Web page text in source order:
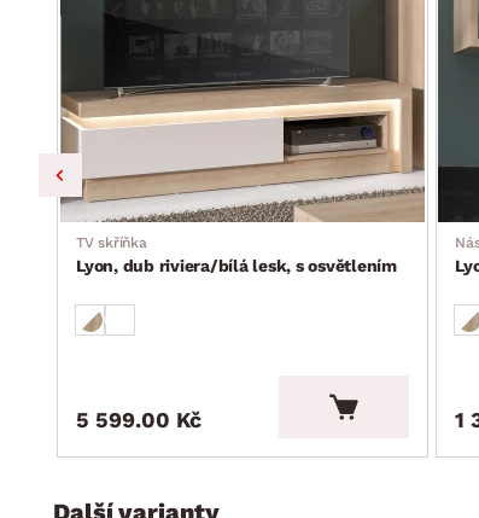
TV skříňka
Lyon, dub riviera/bílá lesk, s osvětlením
5 599.00 Kč 1
Další varianty